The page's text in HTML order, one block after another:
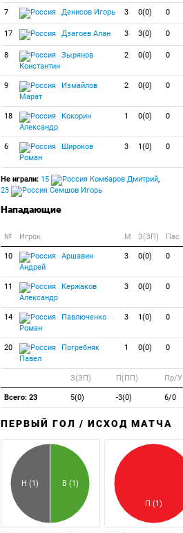
7 Денисов Игорь 3 0(0) 0
17 Дзагоев Алан 3 3(0) 0
8
Зырянов
Константин
2 0(0) 0
9
Измайлов
Марат
2 0(0) 0
18
Кокорин
Александр
1 0(0) 0
6
Широков
Роман
3 1(0) 0
Не играли: 15 Комбаров Дмитрий,
23
Семшов Игорь
Нападающие
№ Игрок M З(ЗП) Пас
10
Аршавин
Андрей
3 0(0) 0
11
Кержаков
Александр
3 0(0) 0
14
Павлюченко
Роман
3 1(0) 0
20
Погребняк
Павел
1 0(0) 0
З(ЗП) П(ПП) Пр/У
Всего: 23 5(0) -3(0) 6/0
ПЕРВЫЙ ГОЛ / ИСХОД МАТЧА
В (1)
Н (1)
П (1)